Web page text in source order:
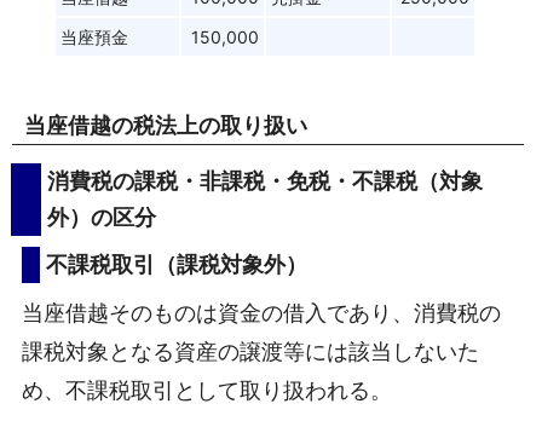
当座預金
150,000
当座借越の税法上の取り扱い
消費税の課税・非課税・免税・不課税（対象
外）の区分
不課税取引（課税対象外）
当座借越そのものは資金の借入であり、消費税の
課税対象となる資産の譲渡等には該当しないた
め、不課税取引として取り扱われる。